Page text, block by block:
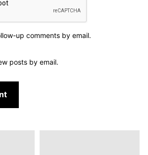
up comments by email.
posts by email.